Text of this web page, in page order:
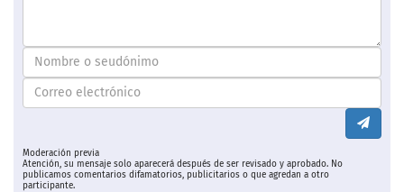
Moderación previa
Atención, su mensaje solo aparecerá después de ser revisado y aprobado. No
publicamos comentarios difamatorios, publicitarios o que agredan a otro
participante.